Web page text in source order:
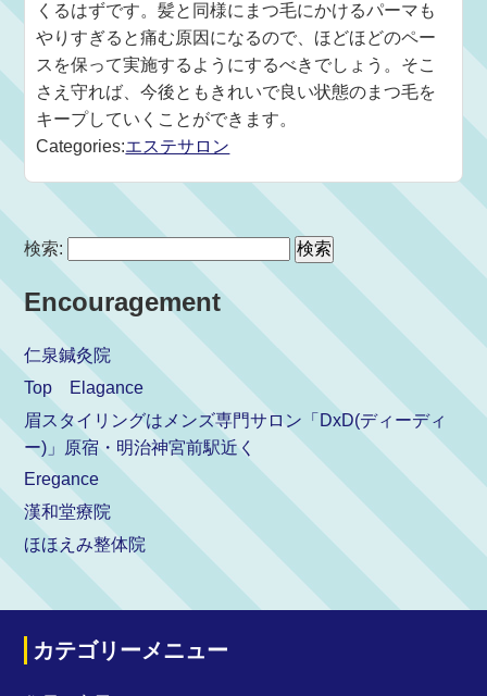
くるはずです。髪と同様にまつ毛にかけるパーマも
やりすぎると痛む原因になるので、ほどほどのペー
スを保って実施するようにするべきでしょう。そこ
さえ守れば、今後ともきれいで良い状態のまつ毛を
キープしていくことができます。
Categories:エステサロン
検索:
Encouragement
仁泉鍼灸院
Top Elagance
眉スタイリングはメンズ専門サロン「DxD(ディーディ
ー)」原宿・明治神宮前駅近く
Eregance
漢和堂療院
ほほえみ整体院
カテゴリーメニュー